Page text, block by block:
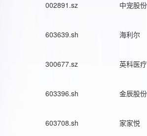
002891.sz 中宠股份
603639.sh 海利尔
300677.sz 英科医疗
603396.sh 金辰股份
603708.sh 家家悦